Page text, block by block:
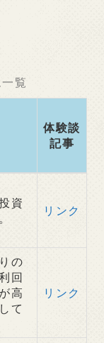
覧
体験談
記事
資
リンク
の
回
高
て
リンク